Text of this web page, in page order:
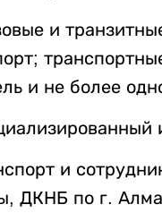
и
и не более
и
ДКНБ по г.